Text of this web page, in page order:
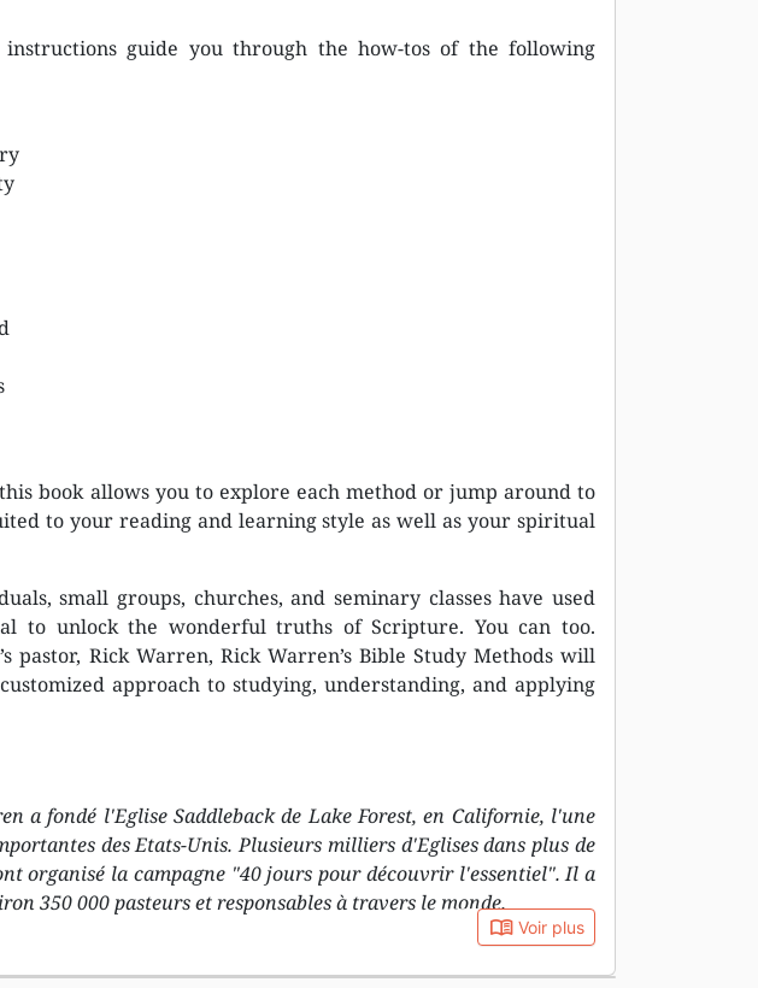
instructions guide you through the how-tos of the following
book allows you to explore each method or jump around to
to your reading and learning style as well as your spiritual
small groups, churches, and seminary classes have used
to unlock the wonderful truths of Scripture. You can too.
pastor, Rick Warren, Rick Warren’s Bible Study Methods will
approach to studying, understanding, and applying
a fondé l'Eglise Saddleback de Lake Forest, en Californie, l'une
des Etats-Unis. Plusieurs milliers d'Eglises dans plus de
organisé la campagne "40 jours pour découvrir l'essentiel". Il a
350 000 pasteurs et responsables à travers le monde.
book_open Voir plus